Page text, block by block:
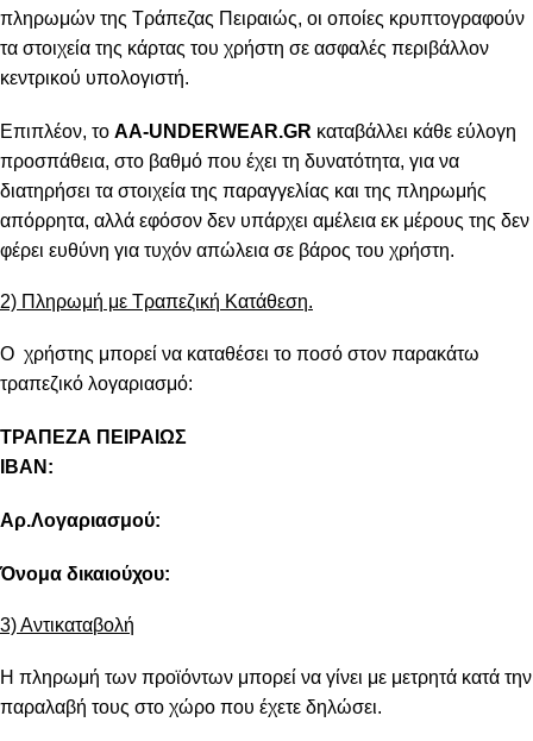
πληρωμών της Τράπεζας Πειραιώς, οι οποίες κρυπτογραφούν
τα στοιχεία της κάρτας του χρήστη σε ασφαλές περιβάλλον
κεντρικού υπολογιστή.
Επιπλέον, το AA-UNDERWEAR.GR καταβάλλει κάθε εύλογη
προσπάθεια, στο βαθμό που έχει τη δυνατότητα, για να
διατηρήσει τα στοιχεία της παραγγελίας και της πληρωμής
απόρρητα, αλλά εφόσον δεν υπάρχει αμέλεια εκ μέρους της δεν
φέρει ευθύνη για τυχόν απώλεια σε βάρος του χρήστη.
2) Πληρωμή με Τραπεζική Κατάθεση.
Ο χρήστης μπορεί να καταθέσει το ποσό στον παρακάτω
τραπεζικό λογαριασμό:
ΤΡΑΠΕΖΑ ΠΕΙΡΑΙΩΣ
IBAN:
Αρ.Λογαριασμού:
Όνομα δικαιούχου:
3) Αντικαταβολή
Η πληρωμή των προϊόντων μπορεί να γίνει με μετρητά κατά την
παραλαβή τους στο χώρο που έχετε δηλώσει.